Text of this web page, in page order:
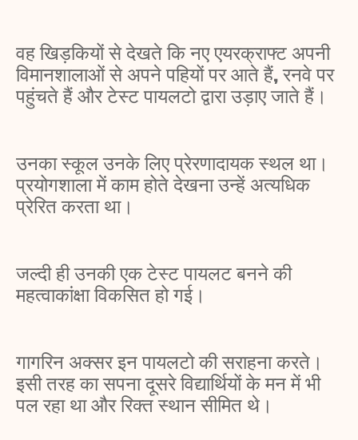
वह खिड़कियों से देखते कि नए एयरक्राफ्ट अपनी
विमानशालाओं से अपने पहियों पर आते हैं, रनवे पर
पहुंचते हैं और टेस्ट पायलटो द्वारा उड़ाए जाते हैं।
उनका स्कूल उनके लिए प्रेरणादायक स्थल था।
प्रयोगशाला में काम होते देखना उन्हें अत्यधिक
प्रेरित करता था।
जल्दी ही उनकी एक टेस्ट पायलट बनने की
महत्वाकांक्षा विकसित हो गई।
गागरिन अक्सर इन पायलटो की सराहना करते।
इसी तरह का सपना दूसरे विद्यार्थियों के मन में भी
पल रहा था और रिक्त स्थान सीमित थे।